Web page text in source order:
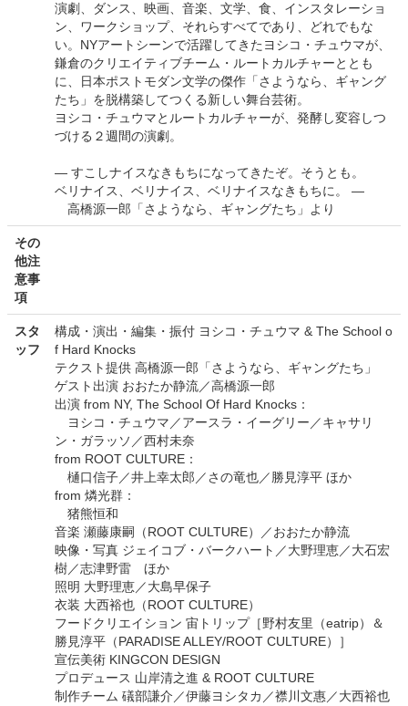
演劇、ダンス、映画、音楽、文学、食、インスタレーショ
ン、ワークショップ、それらすべてであり、どれでもな
い。NYアートシーンで活躍してきたヨシコ・チュウマが、
鎌倉のクリエイティブチーム・ルートカルチャーととも
に、日本ポストモダン文学の傑作「さようなら、ギャング
たち」を脱構築してつくる新しい舞台芸術。
ヨシコ・チュウマとルートカルチャーが、発酵し変容しつ
づける２週間の演劇。
― すこしナイスなきもちになってきたぞ。そうとも。
ベリナイス、ベリナイス、ベリナイスなきもちに。 ―
高橋源一郎「さようなら、ギャングたち」より
その
他注
意事
項
スタ
ッフ
構成・演出・編集・振付 ヨシコ・チュウマ & The School o
f Hard Knocks
テクスト提供 高橋源一郎「さようなら、ギャングたち」
ゲスト出演 おおたか静流／高橋源一郎
出演 from NY, The School Of Hard Knocks：
ヨシコ・チュウマ／アースラ・イーグリー／キャサリ
ン・ガラッソ／西村未奈
from ROOT CULTURE：
樋口信子／井上幸太郎／さの竜也／勝見淳平 ほか
from 燐光群：
猪熊恒和
音楽 瀬藤康嗣（ROOT CULTURE）／おおたか静流
映像・写真 ジェイコブ・バークハート／大野理恵／大石宏
樹／志津野雷 ほか
照明 大野理恵／大島早保子
衣装 大西裕也（ROOT CULTURE）
フードクリエイション 宙トリップ［野村友里（eatrip）＆
勝見淳平（PARADISE ALLEY/ROOT CULTURE）］
宣伝美術 KINGCON DESIGN
プロデュース 山岸清之進 & ROOT CULTURE
制作チーム 礒部謙介／伊藤ヨシタカ／襟川文惠／大西裕也